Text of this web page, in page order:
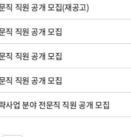
직 직원 공개 모집(재공고)
직 직원 공개 모집
직 직원 공개 모집
직 직원 공개 모집
사업 분야 전문직 직원 공개 모집